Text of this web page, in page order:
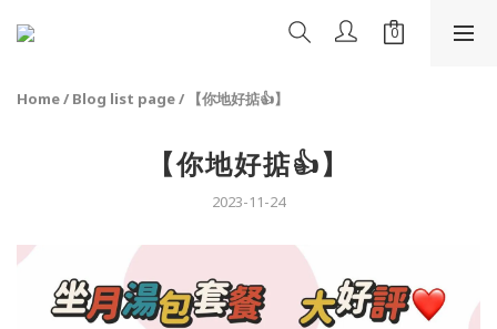
Home/ Blog list page/ 【你地好掂👍】
【你地好掂👍】
2023-11-24